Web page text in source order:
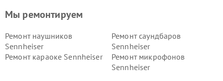
Мы ремонтируем
Ремонт наушников
Sennheiser
Ремонт саундбаров
Sennheiser
Ремонт караоке Sennheiser
Ремонт микрофонов
Sennheiser